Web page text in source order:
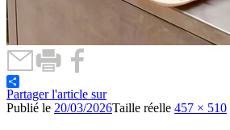
Partager l'article sur
Publié le 20/03/2026Taille réelle 457 × 510